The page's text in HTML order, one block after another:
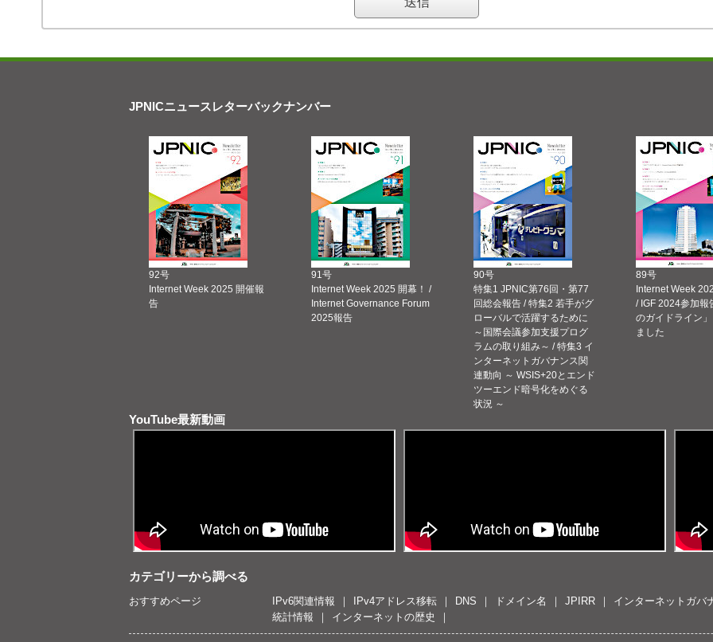
JPNICニュースレターバックナンバー
92号
Internet Week 2025 開催報
告
91号
Internet Week 2025 開幕！ /
Internet Governance Forum
2025報告
90号
特集1 JPNIC第76回・第77
回総会報告 / 特集2 若手がグ
ローバルで活躍するために
～国際会議参加支援プログ
ラムの取り組み～ / 特集3 イ
ンターネットガバナンス関
連動向 ～ WSIS+20とエンド
ツーエンド暗号化をめぐる
状況 ～
89号
Internet Week
/ IGF 2024参加報
のガイドライン
ました
YouTube最新動画
カテゴリーから調べる
おすすめページ IPv6関連情報 IPv4アドレス移転 DNS ドメイン名 JPIRR
インターネットガバ
統計情報
インターネットの歴史